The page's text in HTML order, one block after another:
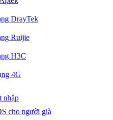
DrayTek
Ruijie
H3C
4G
nhập
cho người già